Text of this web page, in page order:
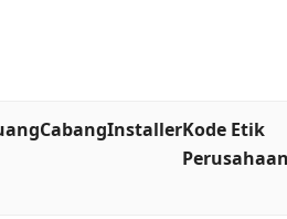
CabangInstallerKode Etik
Perusahaan